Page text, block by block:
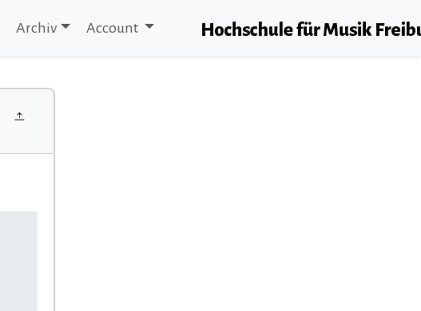
Archiv Account